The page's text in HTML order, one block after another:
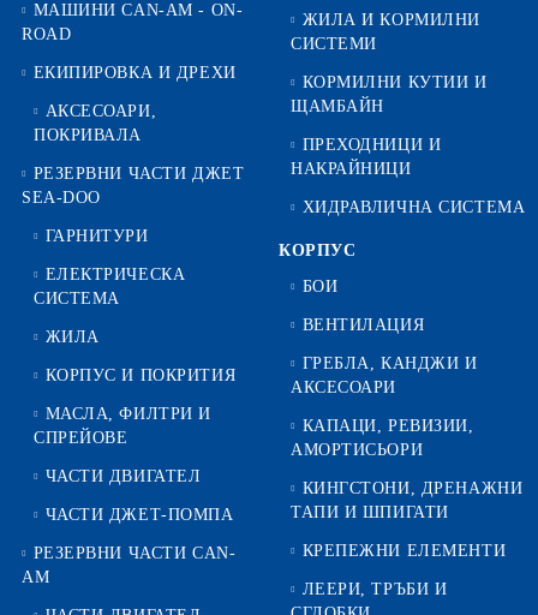
МАШИНИ CAN-AM - ON-
ROAD
ЕКИПИРОВКА И ДРЕХИ
АКСЕСОАРИ,
ПОКРИВАЛА
РЕЗЕРВНИ ЧАСТИ ДЖЕТ
SEA-DOO
ГАРНИТУРИ
ЕЛЕКТРИЧЕСКА
СИСТЕМА
ЖИЛА
КОРПУС И ПОКРИТИЯ
МАСЛА, ФИЛТРИ И
СПРЕЙОВЕ
ЧАСТИ ДВИГАТЕЛ
ЧАСТИ ДЖЕТ-ПОМПА
РЕЗЕРВНИ ЧАСТИ CAN-
AM
ЖИЛА И КОРМИЛНИ
СИСТЕМИ
КОРМИЛНИ КУТИИ И
ЩАМБАЙН
ПРЕХОДНИЦИ И
НАКРАЙНИЦИ
ХИДРАВЛИЧНА СИСТЕМА
КОРПУС
БОИ
ВЕНТИЛАЦИЯ
ГРЕБЛА, КАНДЖИ И
АКСЕСОАРИ
КАПАЦИ, РЕВИЗИИ,
АМОРТИСЬОРИ
КИНГСТОНИ, ДРЕНАЖНИ
ТАПИ И ШПИГАТИ
КРЕПЕЖНИ ЕЛЕМЕНТИ
ЛЕЕРИ, ТРЪБИ И